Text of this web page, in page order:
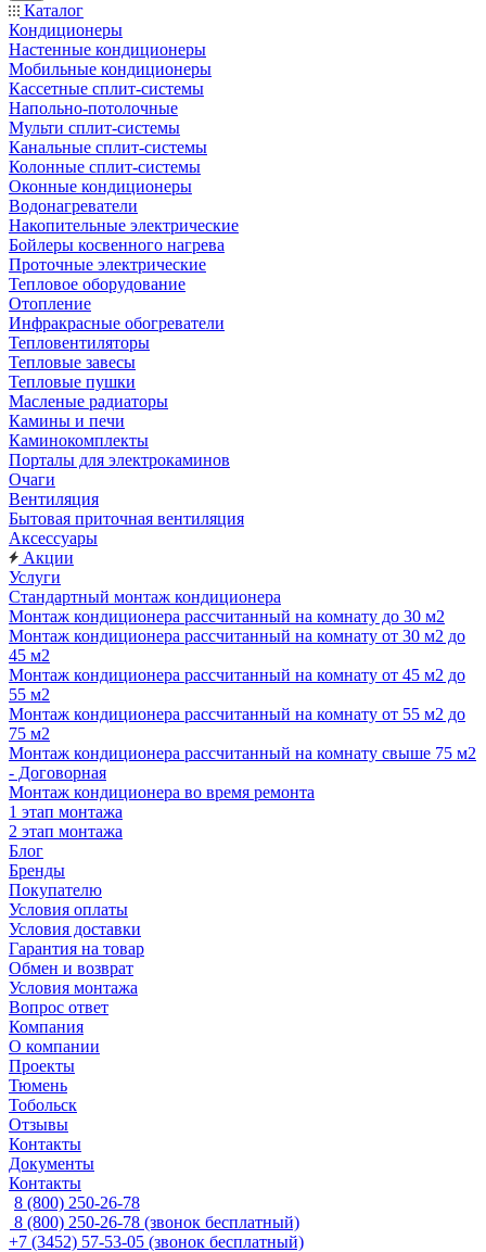
Каталог
Кондиционеры
Настенные кондиционеры
Мобильные кондиционеры
Кассетные сплит-системы
Напольно-потолочные
Мульти сплит-системы
Канальные сплит-системы
Колонные сплит-системы
Оконные кондиционеры
Водонагреватели
Накопительные электрические
Бойлеры косвенного нагрева
Проточные электрические
Тепловое оборудование
Отопление
Инфракрасные обогреватели
Тепловентиляторы
Тепловые завесы
Тепловые пушки
Масленые радиаторы
Камины и печи
Каминокомплекты
Порталы для электрокаминов
Очаги
Вентиляция
Бытовая приточная вентиляция
Аксессуары
Акции
Услуги
Стандартный монтаж кондиционера
Монтаж кондиционера рассчитанный на комнату до 30 м2
Монтаж кондиционера рассчитанный на комнату от 30 м2 до
45 м2
Монтаж кондиционера рассчитанный на комнату от 45 м2 до
55 м2
Монтаж кондиционера рассчитанный на комнату от 55 м2 до
75 м2
Монтаж кондиционера рассчитанный на комнату свыше 75 м2
- Договорная
Монтаж кондиционера во время ремонта
1 этап монтажа
2 этап монтажа
Блог
Бренды
Покупателю
Условия оплаты
Условия доставки
Гарантия на товар
Обмен и возврат
Условия монтажа
Вопрос ответ
Компания
О компании
Проекты
Тюмень
Тобольск
Отзывы
Контакты
Документы
Контакты
8 (800) 250-26-78
8 (800) 250-26-78 (звонок бесплатный)
+7 (3452) 57-53-05 (звонок бесплатный)